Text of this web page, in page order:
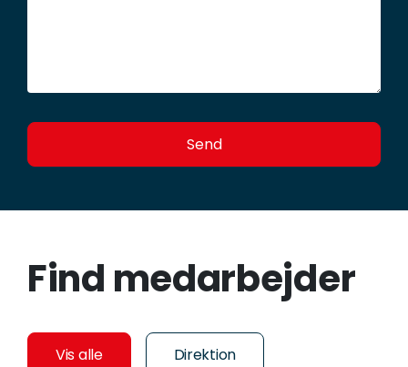
Find medarbejder
Vis alle Direktion